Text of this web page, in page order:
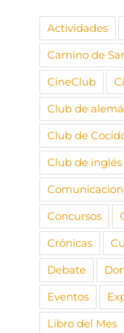
Actividades
Camino de
CineClub
Club de
Club de
Club de inglés
Concursos
Crónicas
Debate
Eventos
Libro del Mes